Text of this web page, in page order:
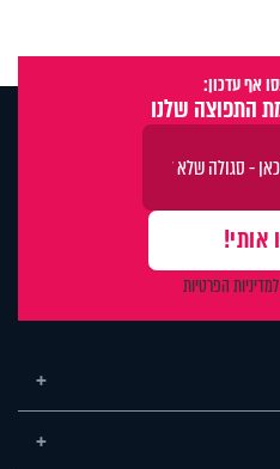
אף עדכון:
התפוצה שלנו
למדיניות הפרטיות